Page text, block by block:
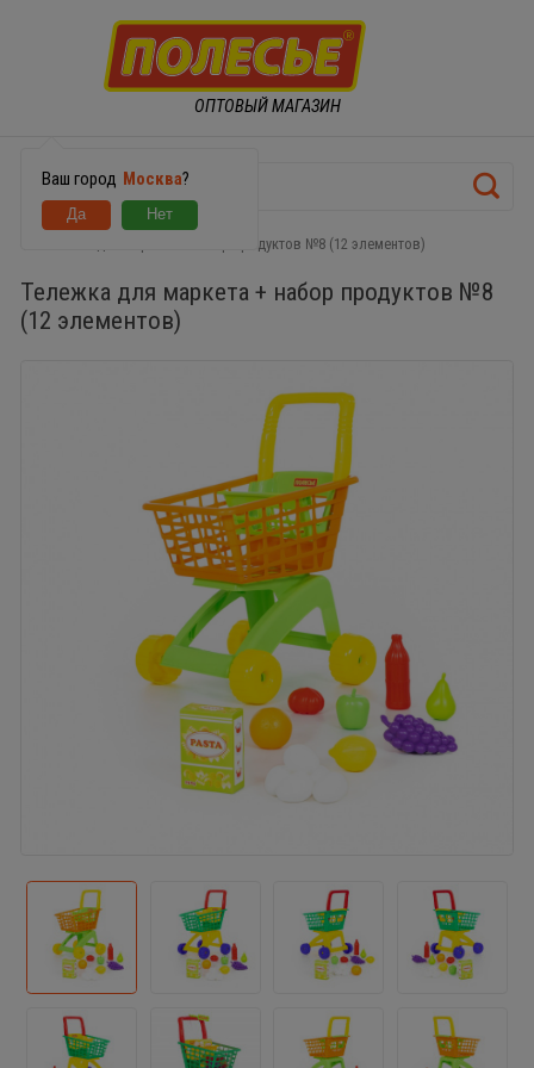
ОПТОВЫЙ МАГАЗИН
Ваш город Москва?
Тележка для маркета + набор продуктов №8 (12 элементов)
Тележка для маркета + набор продуктов №8
(12 элементов)